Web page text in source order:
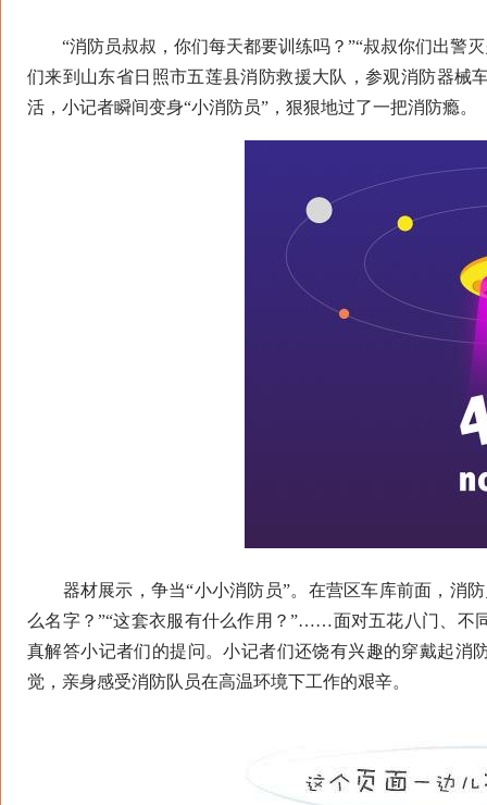
“消防员叔叔，你们每天都要训练吗？”“叔叔你们出警灭
们来到山东省日照市五莲县消防救援大队，参观消防器械
活，小记者瞬间变身“小消防员”，狠狠地过了一把消防瘾。
器材展示，争当“小小消防员”。在营区车库前面，消防
么名字？”“这套衣服有什么作用？”……面对五花八门、不
真解答小记者们的提问。小记者们还饶有兴趣的穿戴起消
觉，亲身感受消防队员在高温环境下工作的艰辛。